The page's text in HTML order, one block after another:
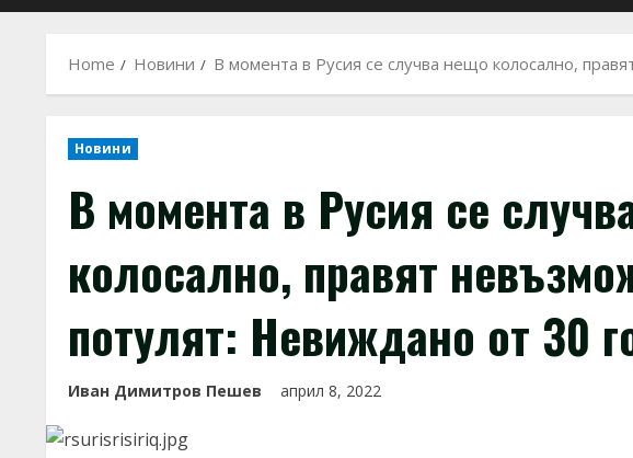
Home Новини В момента в Русия се случва нещо колосално,
Новини
В момента в Русия се
колосално, правят
потулят: Невиждано от 30
Иван Димитров Пешев април 8, 2022